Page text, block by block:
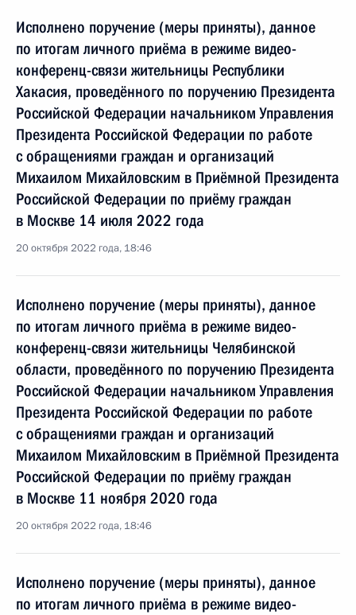
Исполнено поручение (меры приняты), данное
по итогам личного приёма в режиме видео-
конференц-связи жительницы Республики
Хакасия, проведённого по поручению Президента
Российской Федерации начальником Управления
Президента Российской Федерации по работе
с обращениями граждан и организаций
Михаилом Михайловским в Приёмной Президента
Российской Федерации по приёму граждан
в Москве 14 июля 2022 года
20 октября 2022 года, 18:46
Исполнено поручение (меры приняты), данное
по итогам личного приёма в режиме видео-
конференц-связи жительницы Челябинской
области, проведённого по поручению Президента
Российской Федерации начальником Управления
Президента Российской Федерации по работе
с обращениями граждан и организаций
Михаилом Михайловским в Приёмной Президента
Российской Федерации по приёму граждан
в Москве 11 ноября 2020 года
20 октября 2022 года, 18:46
Исполнено поручение (меры приняты), данное
по итогам личного приёма в режиме видео-